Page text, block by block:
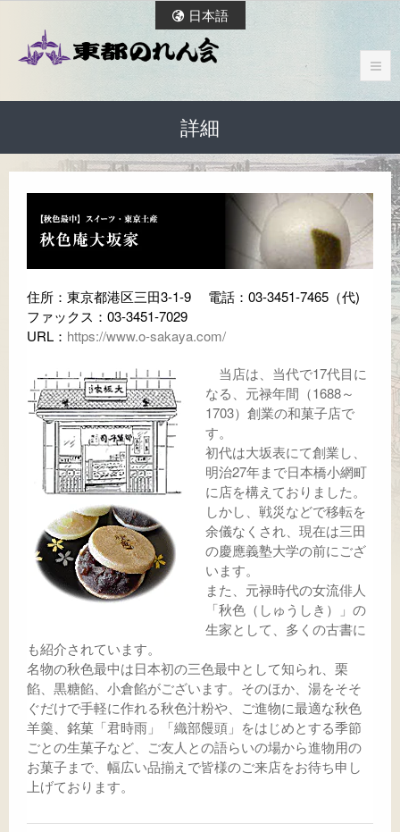
日本語
詳細
住所：東京都港区三田3-1-9 電話：03-3451-7465（代)
ファックス：03-3451-7029
URL： https://www.o-sakaya.com/
当店は、当代で17代目に
なる、元禄年間（1688～
1703）創業の和菓子店で
す。
初代は大坂表にて創業し、
明治27年まで日本橋小網町
に店を構えておりました。
しかし、戦災などで移転を
余儀なくされ、現在は三田
の慶應義塾大学の前にござ
います。
また、元禄時代の女流俳人
「秋色（しゅうしき）」の
生家として、多くの古書に
も紹介されています。
名物の秋色最中は日本初の三色最中として知られ、栗
餡、黒糖餡、小倉餡がございます。そのほか、湯をそそ
ぐだけで手軽に作れる秋色汁粉や、ご進物に最適な秋色
羊羹、銘菓「君時雨」「織部饅頭」をはじめとする季節
ごとの生菓子など、ご友人との語らいの場から進物用の
お菓子まで、幅広い品揃えで皆様のご来店をお待ち申し
上げております。